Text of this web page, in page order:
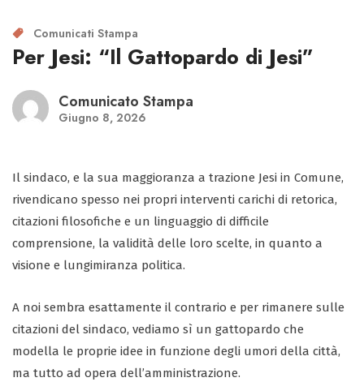
Comunicati Stampa
Per Jesi: “Il Gattopardo di Jesi”
Comunicato Stampa
Giugno 8, 2026
Il sindaco, e la sua maggioranza a trazione Jesi in Comune,
rivendicano spesso nei propri interventi carichi di retorica,
citazioni filosofiche e un linguaggio di difficile
comprensione, la validità delle loro scelte, in quanto a
visione e lungimiranza politica.
A noi sembra esattamente il contrario e per rimanere sulle
citazioni del sindaco, vediamo sì un gattopardo che
modella le proprie idee in funzione degli umori della città,
ma tutto ad opera dell’amministrazione.